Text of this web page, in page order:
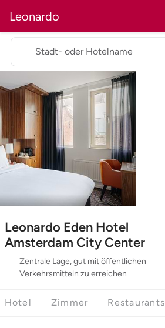
Leonardo
Leonardo Eden Hotel
Amsterdam City Center
Zentrale Lage, gut mit öffentlichen
Verkehrsmitteln zu erreichen
Stadt- oder Hotelname
Hotel Zimmer Restaurants